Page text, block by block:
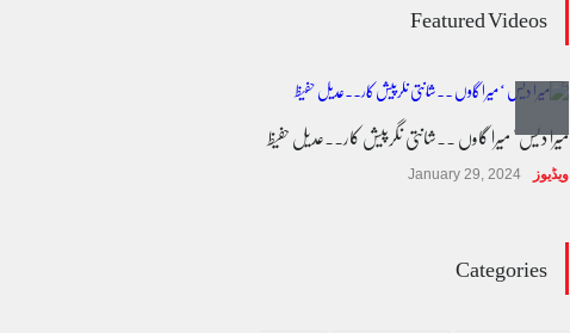
پسند کی شادیوں کا بڑھتا ہوا رجحان اور راولپنڈی
کی یوسیز میں اندارج پر پابندی ایک نیا تنازعہ
کالم/بلاگ
Featured Videos
میرا دیس ' میرا گاوں ۔۔شانتی نگرپیش کار۔۔عدیل حفیظ
ویڈیوز January 29, 2024
Categories